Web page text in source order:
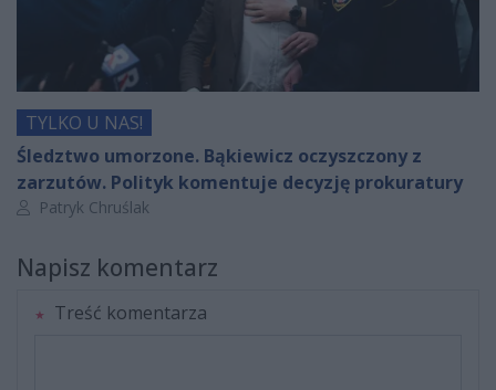
TYLKO U NAS!
Śledztwo umorzone. Bąkiewicz oczyszczony z
zarzutów. Polityk komentuje decyzję prokuratury
Autor artykułu:
Patryk Chruślak
Napisz komentarz
Treść komentarza